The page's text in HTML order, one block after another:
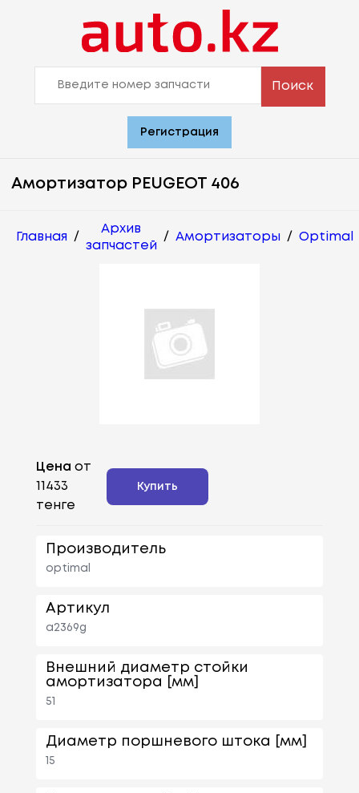
Поиск
Регистрация
Амортизатор PEUGEOT 406
Главная /
Архив
запчастей
/ Амортизаторы / Optimal
Цена от
11433
тенге
Купить
Производитель
optimal
Артикул
a2369g
Внешний диаметр стойки
амортизатора [мм]
51
Диаметр поршневого штока [мм]
15